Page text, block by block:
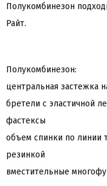
Полукомбинезон
Райт.
Полукомбинезон:
центральная застежка
бретели с эластичной
фастексы
объем спинки по линии
резинкой
вместительные